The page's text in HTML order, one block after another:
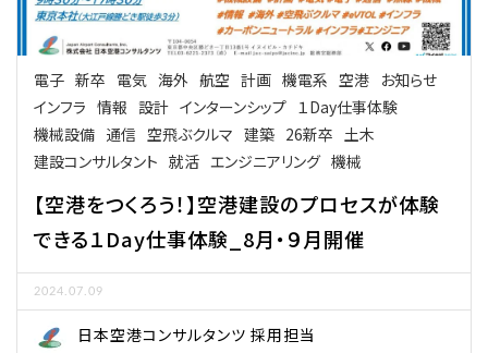
電子 新卒 電気 海外 航空 計画 機電系 空港 お知らせ
インフラ 情報 設計 インターンシップ １Day仕事体験
機械設備 通信 空飛ぶクルマ 建築 26新卒 土木
建設コンサルタント 就活 エンジニアリング 機械
【空港をつくろう！】空港建設のプロセスが体験
できる１Day仕事体験_8月・９月開催
2024.07.09
日本空港コンサルタンツ 採用担当